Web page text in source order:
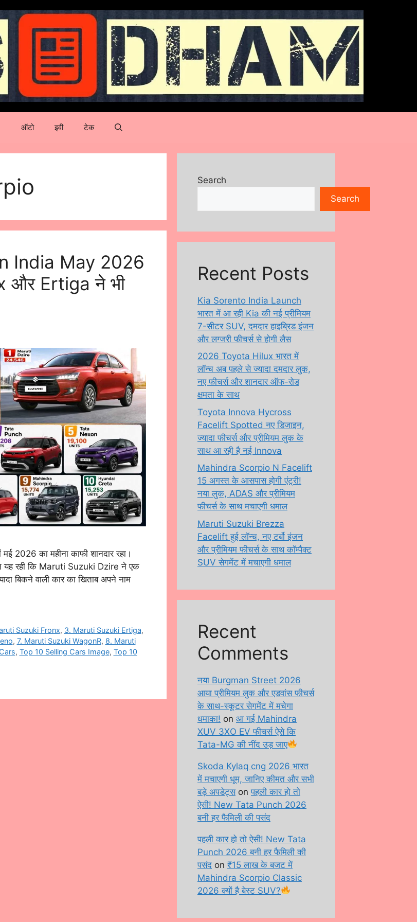
ऑटो इवी टेक
India May 2026
और Ertiga ने भी
2026 का महीना काफी शानदार रहा।
यह रही कि Maruti Suzuki Dzire ने एक
बिकने वाली कार का खिताब अपने नाम
Suzuki Fronx, 3. Maruti Suzuki Ertiga,
, 7. Maruti Suzuki WagonR, 8. Maruti
, Top 10 Selling Cars Image, Top 10
Search
Search
Recent Posts
Kia Sorento India Launch
भारत में आ रही Kia की नई प्रीमियम
7-सीटर SUV, दमदार हाइब्रिड इंजन
और लग्जरी फीचर्स से होगी लैस
2026 Toyota Hilux भारत में
लॉन्च अब पहले से ज्यादा दमदार लुक,
नए फीचर्स और शानदार ऑफ-रोड
क्षमता के साथ
Toyota Innova Hycross
Facelift Spotted नए डिजाइन,
ज्यादा फीचर्स और प्रीमियम लुक के
साथ आ रही है नई Innova
Mahindra Scorpio N Facelift
15 अगस्त के आसपास होगी एंट्री!
नया लुक, ADAS और प्रीमियम
फीचर्स के साथ मचाएगी धमाल
Maruti Suzuki Brezza
Facelift हुई लॉन्च, नए टर्बो इंजन
और प्रीमियम फीचर्स के साथ कॉम्पैक्ट
SUV सेगमेंट में मचाएगी धमाल
Recent
Comments
नया Burgman Street 2026
आया प्रीमियम लुक और एडवांस फीचर्स
के साथ-स्कूटर सेगमेंट में मचेगा
धमाका! on आ गई Mahindra
XUV 3XO EV फीचर्स ऐसे कि
Tata-MG की नींद उड़ जाए
Skoda Kylaq cng 2026 भारत
में मचाएगी धूम, जानिए कीमत और सभी
बड़े अपडेट्सonपहली कार हो तो
ऐसी! New Tata Punch 2026
बनी हर फैमिली की पसंद
पहली कार हो तो ऐसी! New Tata
Punch 2026 बनी हर फैमिली की
पसंद on ₹15 लाख के बजट में
Mahindra Scorpio Classic
2026 क्यों है बेस्ट SUV?